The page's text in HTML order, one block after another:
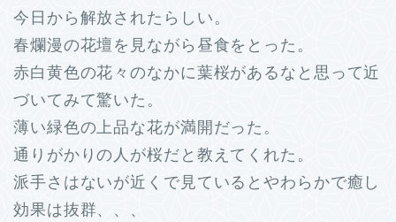
今日から解放されたらしい。
春爛漫の花壇を見ながら昼食をとった。
赤白黄色の花々のなかに葉桜があるなと思って近
づいてみて驚いた。
薄い緑色の上品な花が満開だった。
通りがかりの人が桜だと教えてくれた。
派手さはないが近くで見ているとやわらかで癒し
効果は抜群、、、